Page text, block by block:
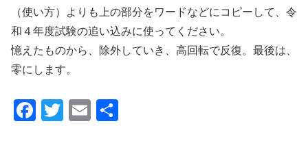
（使い方）よりも上の部分をワードなどにコピーして、令
和４年度試験の追い込みに使ってください。
憶えたものから、除外していき、高回転で反復。最後は、
零にします。
F
T
E